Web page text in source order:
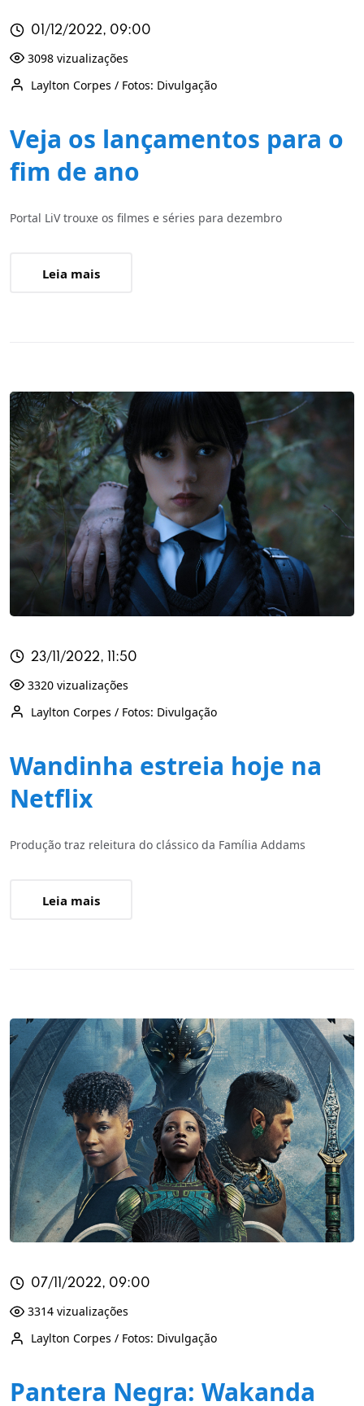
01/12/2022, 09:00
3098 vizualizações
Laylton Corpes / Fotos: Divulgação
Veja os lançamentos para o
fim de ano
Portal LiV trouxe os filmes e séries para dezembro
Leia mais
23/11/2022, 11:50
3320 vizualizações
Laylton Corpes / Fotos: Divulgação
Wandinha estreia hoje na
Netflix
Produção traz releitura do clássico da Família Addams
Leia mais
07/11/2022, 09:00
3314 vizualizações
Laylton Corpes / Fotos: Divulgação
Pantera Negra: Wakanda